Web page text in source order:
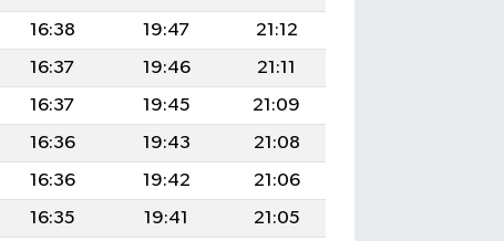
16:38 19:47
21:12
16:37 19:46
21:11
16:37 19:45
21:09
16:36 19:43
21:08
16:36 19:42
21:06
16:35 19:41
21:05